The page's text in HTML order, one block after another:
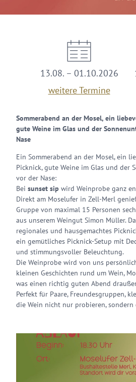
13.08. – 01.10.2026
weitere Termine
Sommerabend an der Mosel, ein
gute Weine im Glas und der
Nase
Ein Sommerabend an der Mosel, ein
Picknick, gute Weine im Glas und der
vor der Nase:
Bei sunset sip wird Weinprobe ganz
Direkt am Moselufer in Zell-Merl
Gruppe von maximal 15 Personen
aus unserem Weingut Simon Müller.
regionales und hausgemachtes
ein gemütliches Picknick-Setup mit
und stimmungsvoller Beleuchtung.
Die Weinprobe wird von uns
kleinen Geschichten rund um Wein,
was einen richtig guten Abend
Perfekt für Paare, Freundesgruppen,
die Wein nicht nur probieren, sondern